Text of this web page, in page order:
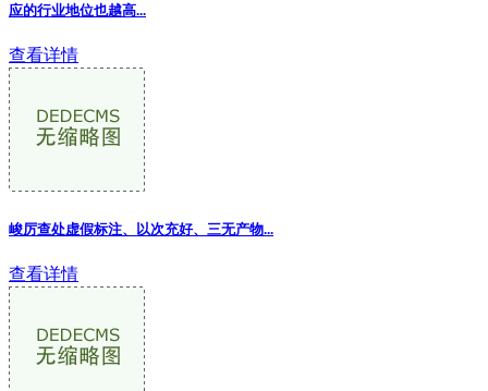
应的行业地位也越高...
查看详情
峻厉查处虚假标注、以次充好、三无产物...
查看详情